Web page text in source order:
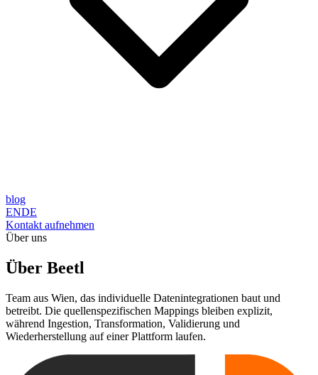
blog
ENDE
Kontakt aufnehmen
Über uns
Über Beetl
Team aus Wien, das individuelle Datenintegrationen baut und
betreibt. Die quellenspezifischen Mappings bleiben explizit,
während Ingestion, Transformation, Validierung und
Wiederherstellung auf einer Plattform laufen.